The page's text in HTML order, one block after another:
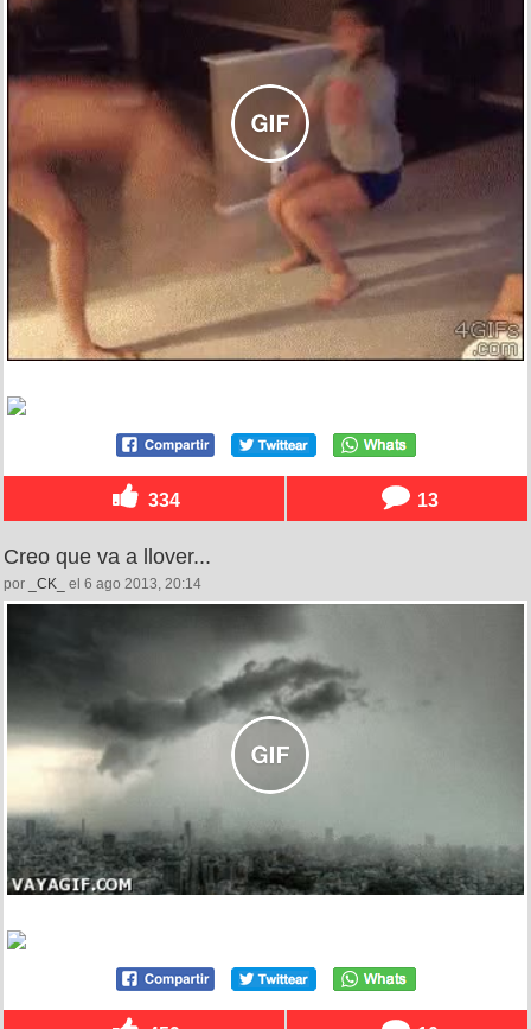
334 13
Creo que va a llover...
por _CK_ el 6 ago 2013, 20:14